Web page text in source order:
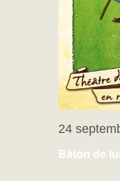
Bâton de
24